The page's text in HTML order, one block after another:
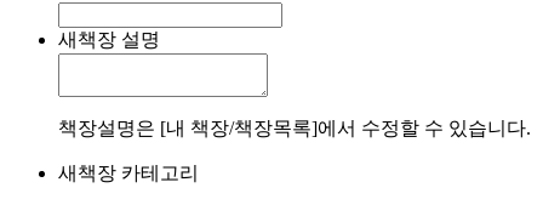
새책장 설명
책장설명은 [내 책장/책장목록]에서 수정할 수 있습니다.
새책장 카테고리